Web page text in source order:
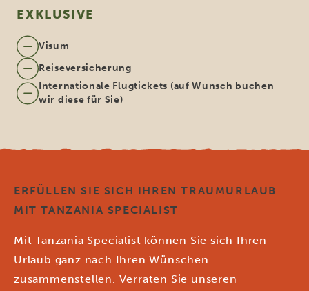
EXKLUSIVE
Visum
Reiseversicherung
Internationale Flugtickets (auf Wunsch buchen
wir diese für Sie)
ERFÜLLEN SIE SICH IHREN TRAUMURLAUB
MIT TANZANIA SPECIALIST
Mit Tanzania Specialist können Sie sich Ihren
Urlaub ganz nach Ihren Wünschen
zusammenstellen. Verraten Sie unseren